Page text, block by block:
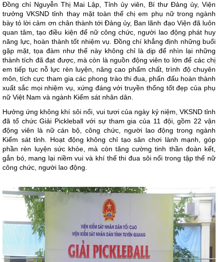
Đồng chí Nguyễn Thị Mai Lập, Tỉnh ủy viên, Bí thư Đảng ủy, Viện
trưởng VKSND tỉnh thay mặt toàn thể chị em phụ nữ trong ngành
bày tỏ lời cảm ơn chân thành tới Đảng ủy, Ban lãnh đạo Viện đã luôn
quan tâm, tạo điều kiện để nữ công chức, người lao động phát huy
năng lực, hoàn thành tốt nhiệm vụ. Đồng chí khẳng định những buổi
gặp mặt, tọa đàm như thế này không chỉ là dịp để nhìn lại những
thành tích đã đạt được, mà còn là nguồn động viên to lớn để các chị
em tiếp tục nỗ lực rèn luyện, nâng cao phẩm chất, trình độ chuyên
môn, tích cực tham gia các phong trào thi đua, phấn đấu hoàn thành
xuất sắc mọi nhiệm vụ, xứng đáng với truyền thống tốt đẹp của phụ
nữ Việt Nam và ngành Kiểm sát nhân dân.
Hưởng ứng không khí sôi nổi, vui tươi của ngày kỷ niệm, VKSND tỉnh
đã tổ chức Giải Pickleball với sự tham gia của 11 đội, gồm 22 vận
động viên là nữ cán bộ, công chức, người lao động trong ngành
Kiểm sát tỉnh. Hoạt động không chỉ tạo sân chơi lành mạnh, góp
phần rèn luyện sức khỏe, mà còn tăng cường tinh thần đoàn kết,
gắn bó, mang lại niềm vui và khí thế thi đua sôi nổi trong tập thể nữ
công chức, người lao động.